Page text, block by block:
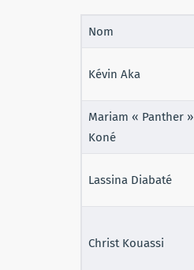
Nom
Kévin Aka
Mariam « Panther »
Koné
Lassina Diabaté
Christ Kouassi